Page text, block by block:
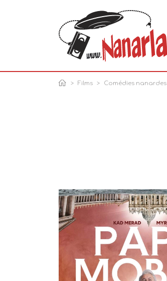
Films Comédies nanardes